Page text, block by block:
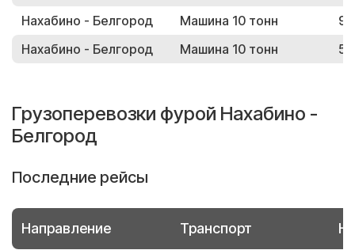
Нахабино - Белгород Машина 10 тонн
Нахабино - Белгород
Машина 10 тонн
Грузоперевозки фурой Нахабино -
Белгород
Последние рейсы
Направление Транспорт